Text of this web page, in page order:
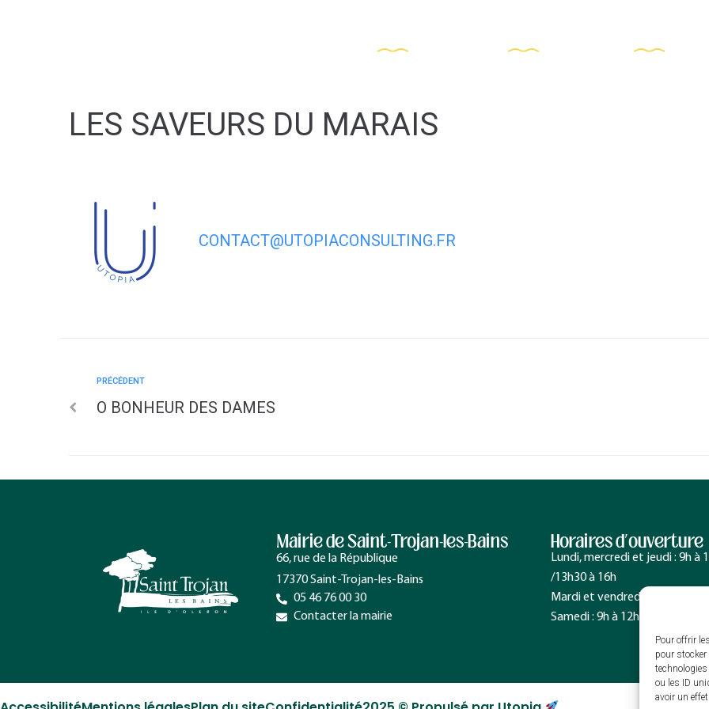
Pour offrir
pour
ou les ID
avoir un
LES SAVEURS DU MARAIS
CONTACT@UTOPIACONSULTING.FR
PRÉCÉDENT
O BONHEUR DES DAMES
Mairie de Saint-Trojan-les-Bains
66, rue de la République
17370 Saint-Trojan-les-Bains
05 46 76 00 30
Contacter la mairie
Horaires d’ouverture
Lundi, mercredi et jeudi : 9h à
/13h30 à 16h
Mardi et vendredi : 9h à 12h30
Samedi : 9h à 12h